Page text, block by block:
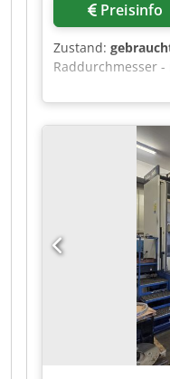
Preisinfo
Zustand:
Raddurchmesser
(18) Modul - min.
Tischdrehzahl
680 0
mm
Schwenkwinkel
Antriebsleistung
- 12.000 U/min
Maschinengewicht
Ipfjfkof